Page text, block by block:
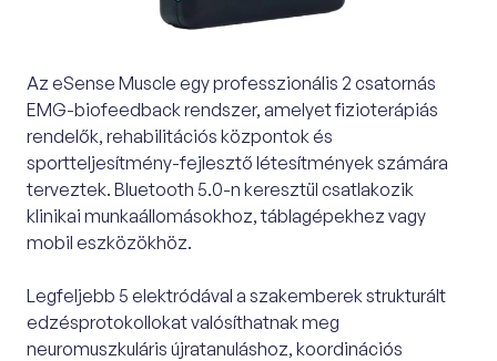
Az eSense Muscle egy professzionális 2 csatornás
EMG-biofeedback rendszer, amelyet fizioterápiás
rendelők, rehabilitációs központok és
sportteljesítmény-fejlesztő létesítmények számára
terveztek. Bluetooth 5.0-n keresztül csatlakozik
klinikai munkaállomásokhoz, táblagépekhez vagy
mobil eszközökhöz.
Legfeljebb 5 elektródával a szakemberek strukturált
edzésprotokollokat valósíthatnak meg
neuromuszkuláris újratanuláshoz, koordinációs